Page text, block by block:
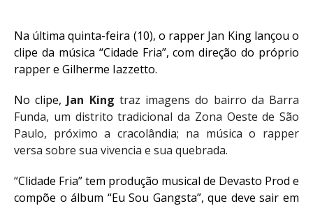
Na última quinta-feira (10), o rapper Jan King lançou o
clipe da música “Cidade Fria”, com direção do próprio
rapper e Gilherme Iazzetto.
No clipe, Jan King traz imagens do bairro da Barra
Funda, um distrito tradicional da Zona Oeste de São
Paulo, próximo a cracolândia; na música o rapper
versa sobre sua vivencia e sua quebrada.
“Clidade Fria” tem produção musical de Devasto Prod e
compõe o álbum “Eu Sou Gangsta”, que deve sair em